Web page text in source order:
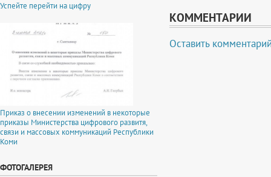
Успейте перейти на цифру
Приказ о внесении изменений в некоторые
приказы Министерства цифрового развитя,
связи и массовых коммуникаций Республики
Коми
ФОТОГАЛЕРЕЯ
КОММЕНТАРИИ
Оставить